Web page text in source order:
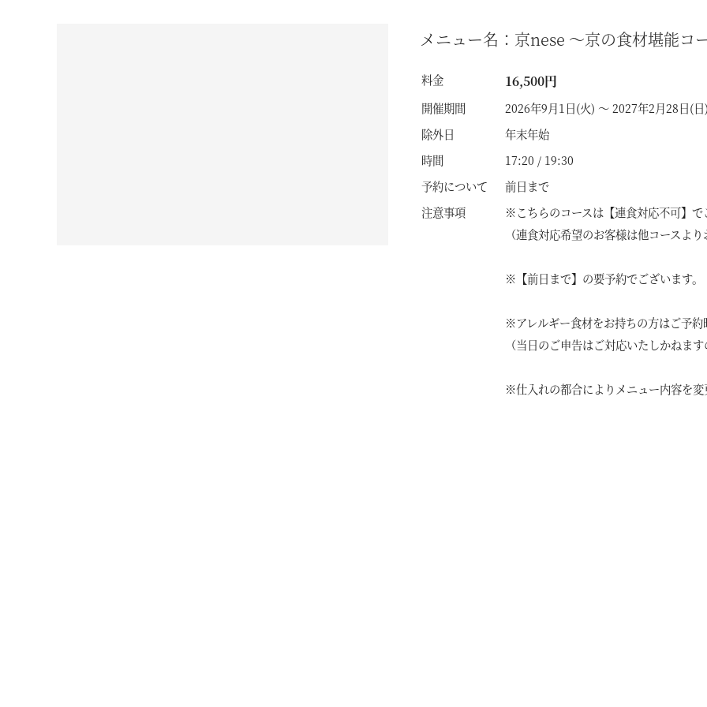
メニュー名：京nese ～京の食材堪能コ
料金 16,500円
開催期間
2026年9月1日(火) ～ 2027年2月28日(日)
除外日
年末年始
時間
17:20 / 19:30
予約について
前日まで
注意事項
※こちらのコースは【連食対応不可】で
（連食対応希望のお客様は他コースより
※【前日まで】の要予約でございます。
※アレルギー食材をお持ちの方はご予約
（当日のご申告はご対応いたしかねま
※仕入れの都合によりメニュー内容を変